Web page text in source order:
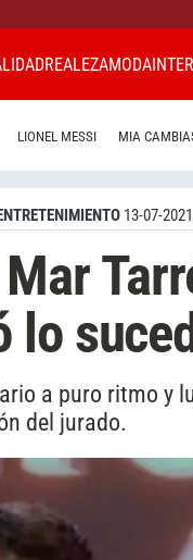
REALEZAMODA
LIONEL MESSI MIA
13-07-
lo
a puro ritmo y
del jurado.